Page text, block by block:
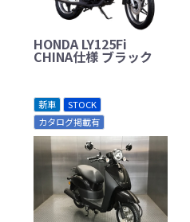
HONDA LY125Fi
CHINA仕様 ブラック
新車
STOCK
カタログ掲載有